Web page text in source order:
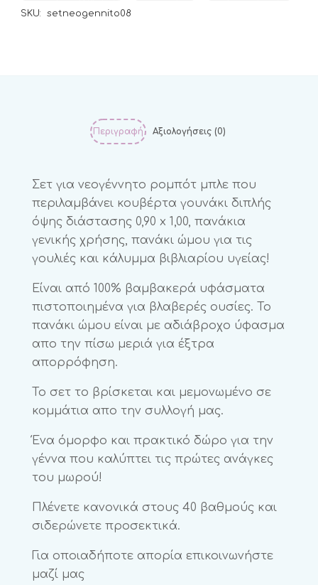
SKU: setneogennito08
Περιγραφή Αξιολογήσεις (0)
Σετ για νεογέννητο ρομπότ μπλε που
περιλαμβάνει κουβέρτα γουνάκι διπλής
όψης διάστασης 0,90 x 1,00, πανάκια
γενικής χρήσης, πανάκι ώμου για τις
γουλιές και κάλυμμα βιβλιαρίου υγείας!
Είναι από 100% βαμβακερά υφάσματα
πιστοποιημένα για βλαβερές ουσίες. Το
πανάκι ώμου είναι με αδιάβροχο ύφασμα
απο την πίσω μεριά για έξτρα
απορρόφηση.
Το σετ το βρίσκεται και μεμονωμένο σε
κομμάτια απο την συλλογή μας.
Ένα όμορφο και πρακτικό δώρο για την
γέννα που καλύπτει τις πρώτες ανάγκες
του μωρού!
Πλένετε κανονικά στους 40 βαθμούς και
σιδερώνετε προσεκτικά.
Για οποιαδήποτε απορία επικοινωνήστε
μαζί μας